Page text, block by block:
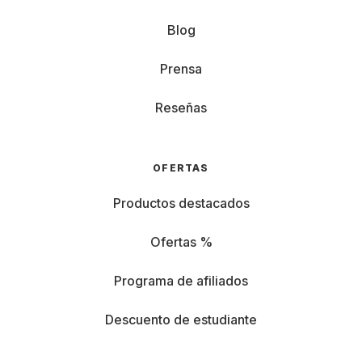
Blog
Prensa
Reseñas
OFERTAS
Productos destacados
Ofertas %
Programa de afiliados
Descuento de estudiante